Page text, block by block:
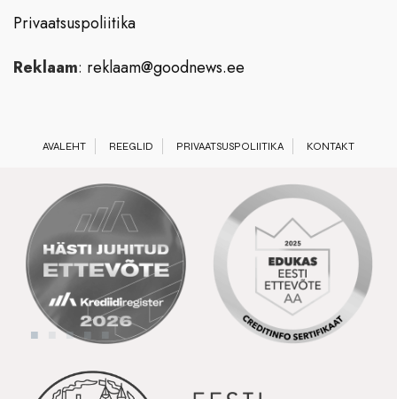
Privaatsuspoliitika
Reklaam: reklaam@goodnews.ee
AVALEHT REEGLID PRIVAATSUSPOLIITIKA KONTAKT